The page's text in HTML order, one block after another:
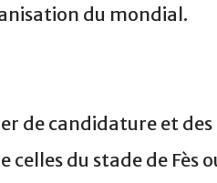
du mondial.
de candidature et des
du stade de Fès